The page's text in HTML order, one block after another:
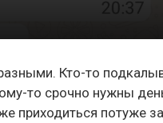
Кто-то
то срочно нужны
приходиться потуже